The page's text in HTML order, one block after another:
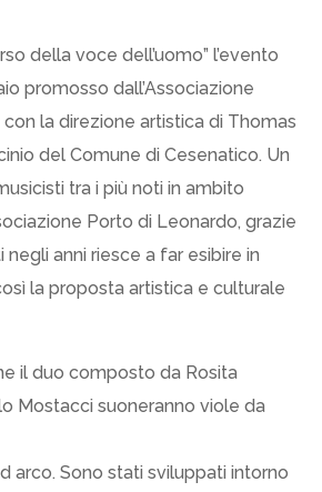
della voce dell’uomo” l’evento
promosso dall’Associazione
la direzione artistica di Thomas
del Comune di Cesenatico. Un
tra i più noti in ambito
Porto di Leonardo, grazie
anni riesce a far esibire in
la proposta artistica e culturale
il duo composto da Rosita
Mostacci suoneranno viole da
arco. Sono stati sviluppati intorno